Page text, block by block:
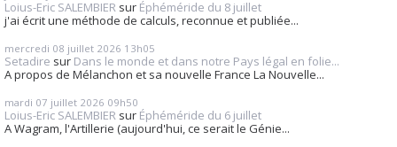
Loius-Eric SALEMBIER sur Éphéméride du 8 juillet
j'ai écrit une méthode de calculs, reconnue et publiée...
mercredi 08 juillet 2026 13h05
Setadire sur Dans le monde et dans notre Pays légal en folie...
A propos de Mélanchon et sa nouvelle France La Nouvelle...
mardi 07 juillet 2026 09h50
Loius-Eric SALEMBIER sur Éphéméride du 6 juillet
A Wagram, l'Artillerie (aujourd'hui, ce serait le Génie...